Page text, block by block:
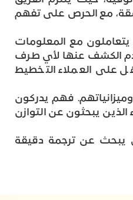
مع الحرص على تفهم
يتعاملون مع المعلومات
الكشف عنها لأي طرف
على العملاء التخطيط
فهم يدركون
الذين يبحثون عن التوازن
يبحث عن ترجمة دقيقة